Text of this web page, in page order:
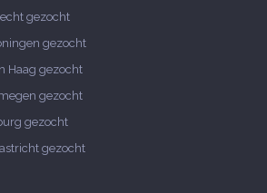
gezocht
gezocht
Haag gezocht
gezocht
gezocht
gezocht